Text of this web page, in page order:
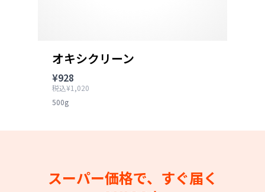
オキシクリーン
¥928
税込¥1,020
500g
スーパー価格で、すぐ届く